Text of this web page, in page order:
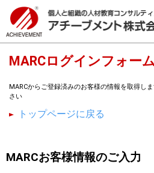
MARCログインフォーム
MARCからご登録済みのお客様の情報を取得し
さい
トップページに戻る
MARCお客様情報のご入力